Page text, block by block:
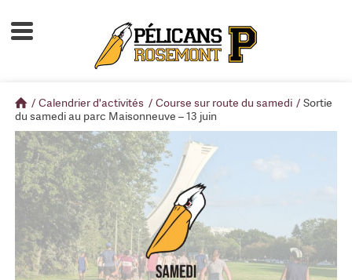
Accueil
Calendrier d'activités
Boutique
Devenir membre
/ Calendrier d'activités / Course sur route du samedi / Sortie
du samedi au parc Maisonneuve – 13 juin